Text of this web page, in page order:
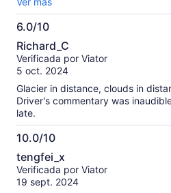
this tour or your own means,
accomplished at driving on the
6.0/10
6.0
de
10
Richard_C
Verificada por Viator
5 oct. 2024
Glacier in distance, clouds in
Driver's commentary was
late.
10.0/10
10.0
de
10
tengfei_x
Verificada por Viator
19 sept. 2024